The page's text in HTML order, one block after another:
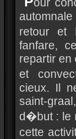
retour et
fanfare,
repartir en
et
cieux. Il
saint-
d�but : le
cette